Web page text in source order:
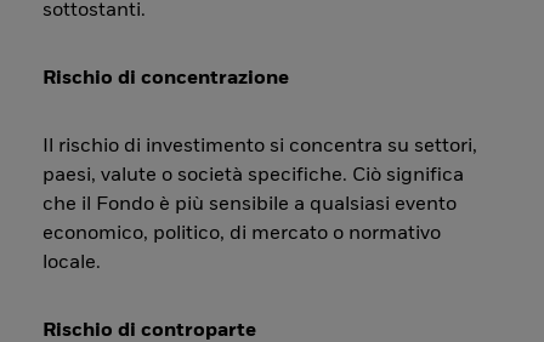
sottostanti.
Rischio di concentrazione
Il rischio di investimento si concentra su settori,
paesi, valute o società specifiche. Ciò significa
che il Fondo è più sensibile a qualsiasi evento
economico, politico, di mercato o normativo
locale.
Rischio di controparte